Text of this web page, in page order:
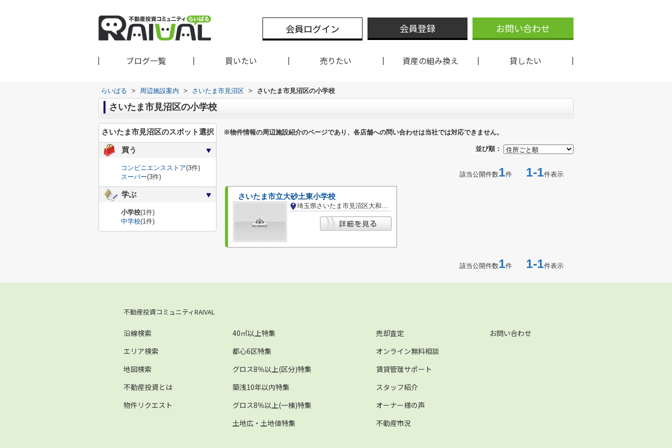
会員ログイン 会員登録 お問い合わせ
ブログ一覧 買いたい 売りたい 資産の組み換え 貸したい
らいばる > 周辺施設案内 > さいたま市見沼区 > さいたま市見沼区の小学校
さいたま市見沼区の小学校
※物件情報の周辺施設紹介のページであり、各店舗への問い合わせは当社では対応できません。
並び順：
該当公開件数1件 1-1件表示
さいたま市立大砂土東小学校
埼玉県さいたま市見沼区大和田町２丁目
該当公開件数1件 1-1件表示
さいたま市見沼区のスポット選択
買う
コンビニエンスストア(3件)
スーパー(3件)
学ぶ
小学校(1件)
中学校(1件)
不動産投資コミュニティRAIVAL
沿線検索
エリア検索
地図検索
不動産投資とは
物件リクエスト
40㎡以上特集
都心6区特集
グロス8％以上(区分)特集
築浅10年以内特集
グロス8％以上(一棟)特集
土地広・土地値特集
売却査定
オンライン無料相談
賃貸管理サポート
スタッフ紹介
オーナー様の声
不動産市況
お問い合わせ